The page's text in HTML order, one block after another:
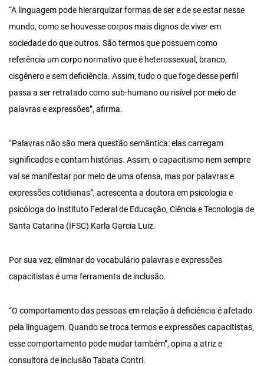
“A linguagem pode hierarquizar formas de ser e de se estar nesse
mundo, como se houvesse corpos mais dignos de viver em
sociedade do que outros. São termos que possuem como
referência um corpo normativo que é heterossexual, branco,
cisgênero e sem deficiência. Assim, tudo o que foge desse perfil
passa a ser retratado como sub-humano ou risível por meio de
palavras e expressões”, afirma.
“Palavras não são mera questão semântica: elas carregam
significados e contam histórias. Assim, o capacitismo nem sempre
vai se manifestar por meio de uma ofensa, mas por palavras e
expressões cotidianas”, acrescenta a doutora em psicologia e
psicóloga do Instituto Federal de Educação, Ciência e Tecnologia de
Santa Catarina (IFSC) Karla Garcia Luiz.
Por sua vez, eliminar do vocabulário palavras e expressões
capacitistas é uma ferramenta de inclusão.
“O comportamento das pessoas em relação à deficiência é afetado
pela linguagem. Quando se troca termos e expressões capacitistas,
esse comportamento pode mudar também”, opina a atriz e
consultora de inclusão Tabata Contri.